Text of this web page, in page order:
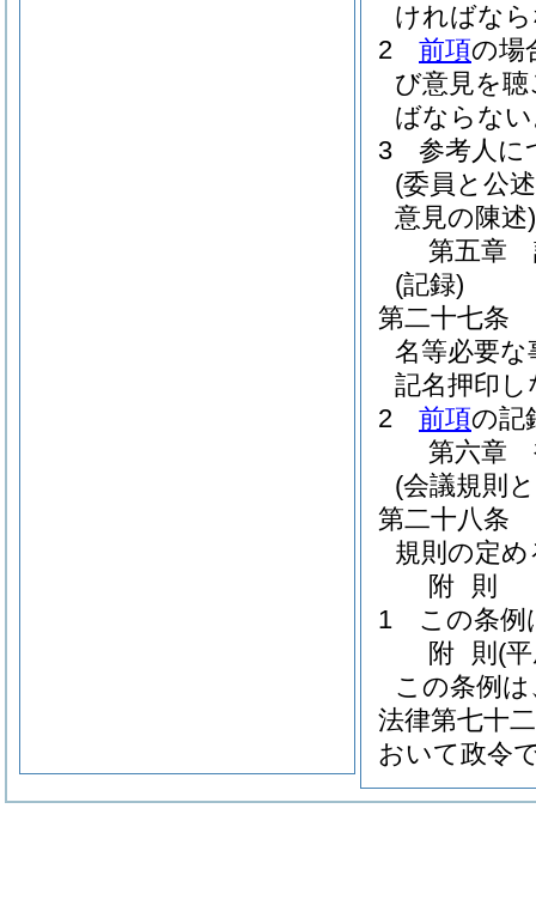
ければな
2
前項の場
び意見を
ばならな
3
参考人に
(委員と公
意見の陳述)
第五章
(記録)
第二十七条
名等必要
記名押印
2
前項の記
第六章
(会議規則
第二十八条
規則の定
附 則
1
この条例
附 則 (
この条例
法律第七十
おいて政令